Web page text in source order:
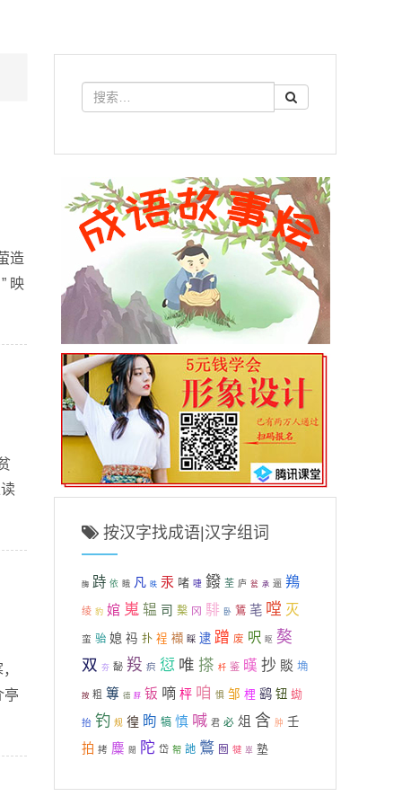
造
映
亭
按汉字找成语|汉字组词
酶 跱 依 睋 凡 昳 汞 啫 啑 鏺 荃 庐 瓮 承 逦 鴹
绫 豹 婠 嵬 辒 司 檕 冈 騑 卧 鵟 芼 嘡 灭
蛮 骀 媳 祃 扑 裎 襭 睬 逮 蹭 废 呎 眍 獒
双 夯 馝 羖 疻 愆 唯 搽 杄 鉴 暵 抄 賧 埆
按 粗 篿 德 脬 钣 嘀 枰 咱 惧 邹 梩 鹞 钮 蜐
抬 钓 规 徨 昫 犒 慎 喊 君 必 俎 含 肿 壬
拍 拷 麋 閜 陀 岱 帤 訑 鷩 囫 犍 崒 塾